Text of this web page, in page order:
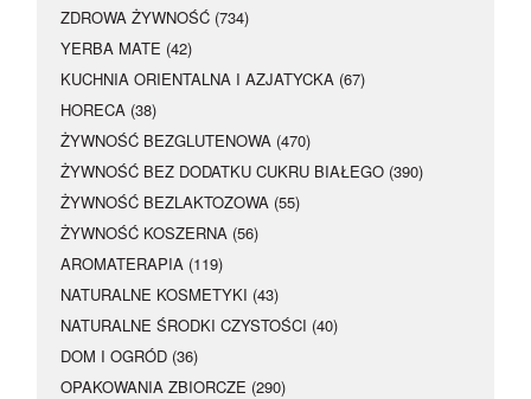
ZDROWA ŻYWNOŚĆ (734)
YERBA MATE (42)
KUCHNIA ORIENTALNA I AZJATYCKA (67)
HORECA (38)
ŻYWNOŚĆ BEZGLUTENOWA (470)
ŻYWNOŚĆ BEZ DODATKU CUKRU BIAŁEGO (390)
ŻYWNOŚĆ BEZLAKTOZOWA (55)
ŻYWNOŚĆ KOSZERNA (56)
AROMATERAPIA (119)
NATURALNE KOSMETYKI (43)
NATURALNE ŚRODKI CZYSTOŚCI (40)
DOM I OGRÓD (36)
OPAKOWANIA ZBIORCZE (290)